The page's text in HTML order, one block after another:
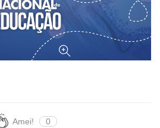
Amei! 0